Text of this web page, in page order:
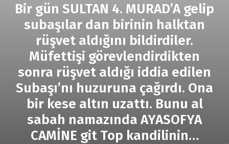
Bir gün SULTAN 4. MURAD’A gelip
subaşılar dan birinin halktan
rüşvet aldığını bildirdiler.
Müfettişi görevlendirdikten
sonra rüşvet aldığı iddia edilen
Subaşı’nı huzuruna çağırdı. Ona
bir kese altın uzattı. Bunu al
sabah namazında AYASOFYA
CAMİNE git Top kandilinin…